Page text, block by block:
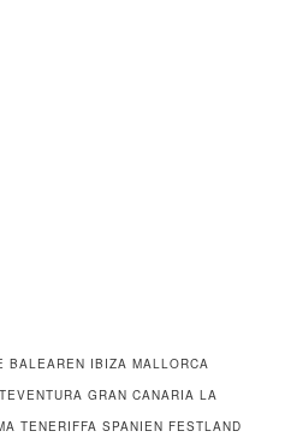
BALEAREN IBIZA MALLORCA
GRAN CANARIA LA
TENERIFFA SPANIEN FESTLAND